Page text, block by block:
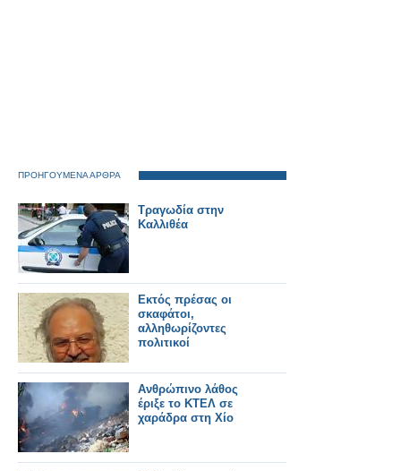
ΠΡΟΗΓΟΥΜΕΝΑ ΑΡΘΡΑ
Τραγωδία στην
Καλλιθέα
Εκτός πρέσας οι
σκαφάτοι,
αλληθωρίζοντες
πολιτικοί
Ανθρώπινο λάθος
έριξε το ΚΤΕΛ σε
χαράδρα στη Χίο